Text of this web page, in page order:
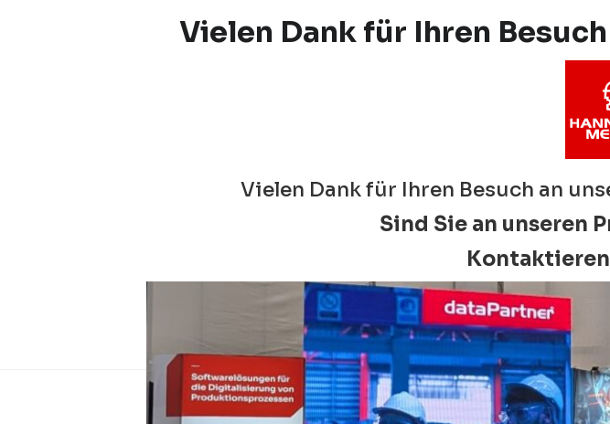
Vielen Dank für Ihren
Vielen Dank für Ihren Besuch an
Sind Sie an unseren
Kontaktieren